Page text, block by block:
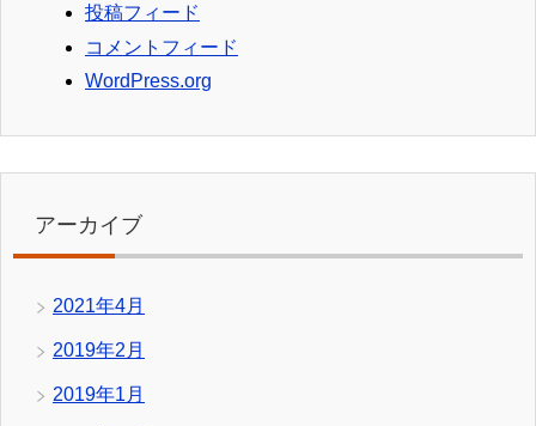
投稿フィード
コメントフィード
WordPress.org
アーカイブ
2021年4月
2019年2月
2019年1月